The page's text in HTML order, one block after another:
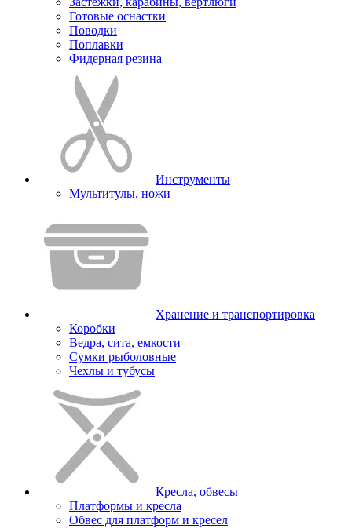
Готовые оснастки
Поводки
Поплавки
Фидерная резина
Инструменты
Мультитулы, ножи
Хранение и транспортировка
Коробки
Ведра, сита, емкости
Сумки рыболовные
Чехлы и тубусы
Кресла, обвесы
Платформы и кресла
Обвес для платформ и кресел